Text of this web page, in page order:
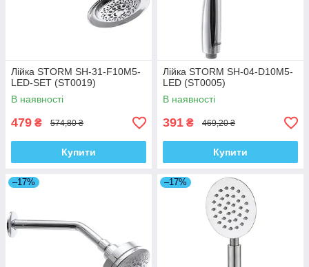
Лійка STORM SH-31-F10M5-
LED-SET (ST0019)
В наявності
479 ₴ 574,80 ₴
Купити
Лійка STORM SH-04-D10M5-
LED (ST0005)
В наявності
391 ₴ 469,20 ₴
Купити
–17% –17%